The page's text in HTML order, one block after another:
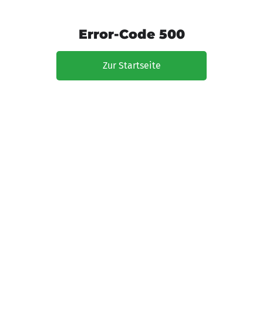
Error-Code 500
Zur Startseite